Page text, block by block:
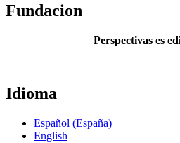
Fundacion
Perspectivas es
Idioma
Español (España)
English